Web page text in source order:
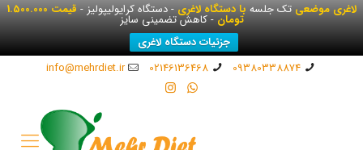
لاغری موضعیتک جلسهبا دستگاه لاغری- دستگاه کرایولیپولیز - قیمت 1.500.000
تومان- کاهش تضمینی سایز
جزئیات دستگاه لاغری
09380338874
02146136468
info@mehrdiet.ir